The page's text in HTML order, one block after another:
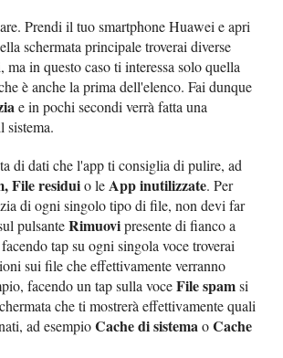
Prendi il tuo smartphone Huawei e apri
schermata principale troverai diverse
in questo caso ti interessa solo quella
è anche la prima dell'elenco. Fai dunque
e in pochi secondi verrà fatta una
sistema.
di dati che l'app ti consiglia di pulire, ad
File residuio leApp inutilizzate. Per
di ogni singolo tipo di file, non devi far
pulsanteRimuovipresente di fianco a
tap su ogni singola voce troverai
sui file che effettivamente verranno
facendo un tap sulla voceFile spamsi
che ti mostrerà effettivamente quali
ad esempioCache di sistemaoCache